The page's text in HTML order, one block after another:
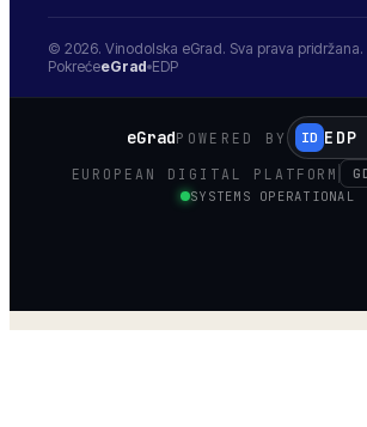
© 2026. Vinodolska eGrad. Sva prava pridržana.
PokrećeeGrad EDP
eGradPOWERED BY ID
EUROPEAN DIGITAL PLATFORM
SYSTEMS OPERATIONAL